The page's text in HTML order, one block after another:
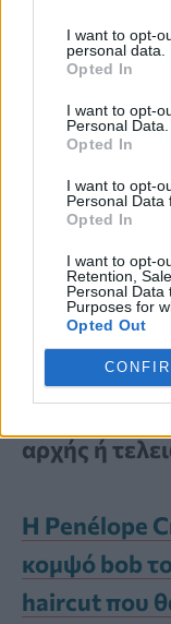
I want to opt-
personal data.
Opted In
I want to opt-
Personal Data.
Opted In
I want to opt-
Personal Data
Opted In
I want to opt-
Retention,
Personal Data
Purposes for
Opted Out
Αντί να
εστιάζει σε
βοηθά τα
δείχνουν
Τα
προσεκτικά
σχεδόν
αρχής ή
Η Penélope
κομψό bob
haircut που